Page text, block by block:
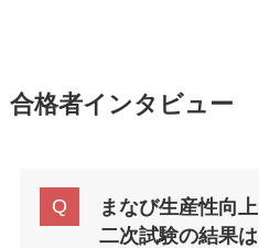
合格者インタビュー
まなび生産性向
二次試験の結果